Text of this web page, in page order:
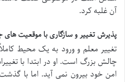
آن غلبه کرد.
پذیرش تغییر و سازگاری با موقعیت های
تغییر معلم و ورود به یک محیط
چالش بزرگ است. او در ابتدا با
امن خود بیرون نمی آید. اما با